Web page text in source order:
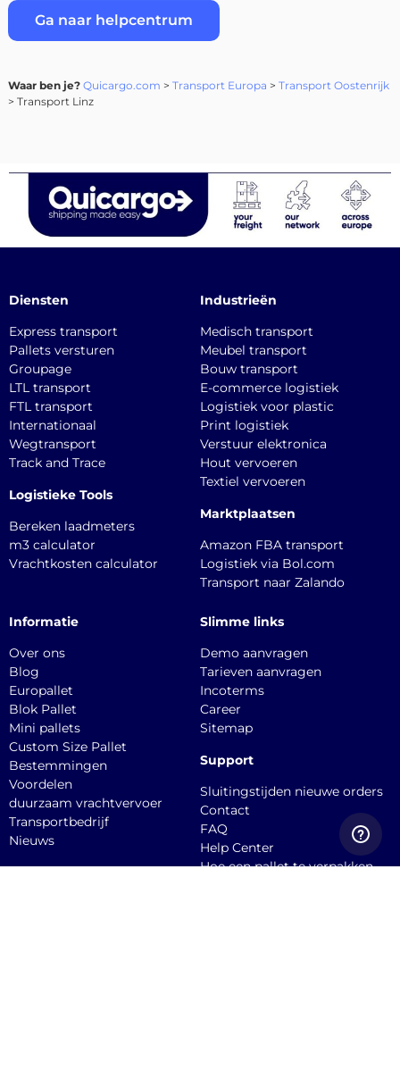
Ga naar helpcentrum
Waar ben je? Quicargo.com > Transport Europa > Transport Oostenrijk
> Transport Linz
Diensten
Express transport
Pallets versturen
Groupage
LTL transport
FTL transport
Internationaal
Wegtransport
Track and Trace
Logistieke Tools
Bereken laadmeters
m3 calculator
Vrachtkosten calculator
Industrieën
Medisch transport
Meubel transport
Bouw transport
E-commerce logistiek
Logistiek voor plastic
Print logistiek
Verstuur elektronica
Hout vervoeren
Textiel vervoeren
Marktplaatsen
Amazon FBA transport
Logistiek via Bol.com
Transport naar Zalando
Informatie
Over ons
Blog
Europallet
Blok Pallet
Mini pallets
Custom Size Pallet
Bestemmingen
Voordelen
duurzaam vrachtvervoer
Transportbedrijf
Nieuws
Slimme links
Demo aanvragen
Tarieven aanvragen
Incoterms
Career
Sitemap
Support
Sluitingstijden nieuwe orders
Contact
FAQ
Help Center
Hoe een pallet te verpakken